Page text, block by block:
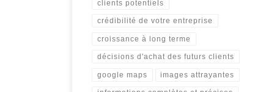
clients potentiels
crédibilité de votre entreprise
croissance à long terme
décisions d'achat des futurs clients
google maps images attrayantes